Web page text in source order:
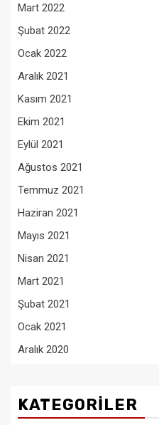
Mart 2022
Şubat 2022
Ocak 2022
Aralık 2021
Kasım 2021
Ekim 2021
Eylül 2021
Ağustos 2021
Temmuz 2021
Haziran 2021
Mayıs 2021
Nisan 2021
Mart 2021
Şubat 2021
Ocak 2021
Aralık 2020
KATEGORILER